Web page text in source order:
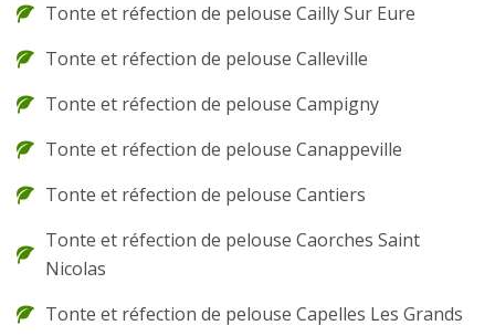
Tonte et réfection de pelouse Cailly Sur Eure
Tonte et réfection de pelouse Calleville
Tonte et réfection de pelouse Campigny
Tonte et réfection de pelouse Canappeville
Tonte et réfection de pelouse Cantiers
Tonte et réfection de pelouse Caorches Saint
Nicolas
Tonte et réfection de pelouse Capelles Les Grands